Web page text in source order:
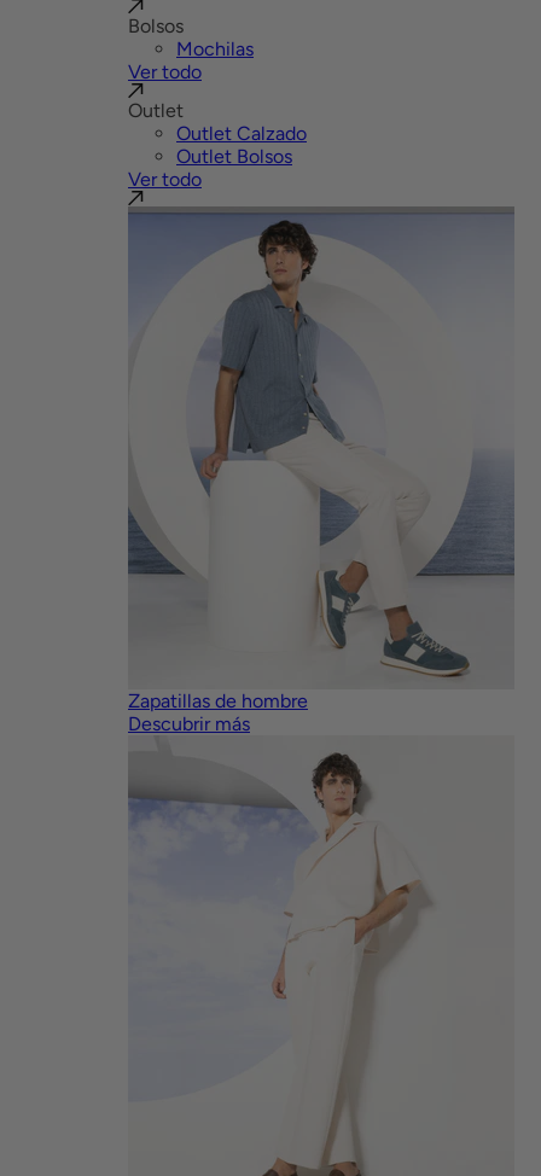
Bolsos
Mochilas
Ver todo
Outlet
Outlet Calzado
Outlet Bolsos
Ver todo
Zapatillas de hombre
Descubrir más